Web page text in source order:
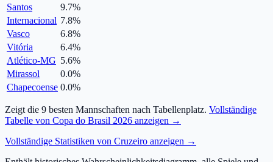
Santos
9.7%
Internacional 7.8%
Vasco
6.8%
Vitória
6.4%
Atlético-MG 5.6%
Mirassol
0.0%
Chapecoense 0.0%
Zeigt die 9 besten Mannschaften nach Tabellenplatz. Vollständige
Tabelle von Copa do Brasil 2026 anzeigen →
Vollständige Statistiken von Cruzeiro anzeigen →